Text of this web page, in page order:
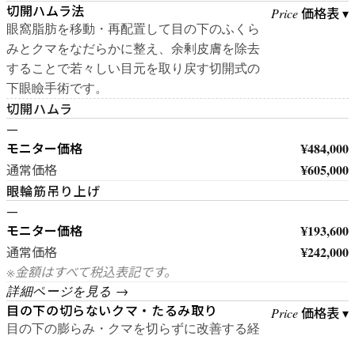
切開ハムラ法
眼窩脂肪を移動・再配置して目の下のふくら
みとクマをなだらかに整え、余剰皮膚を除去
することで若々しい目元を取り戻す切開式の
下眼瞼手術です。
Price価格表 ▾
切開ハムラ
—
モニター価格 ¥484,000
通常価格 ¥605,000
眼輪筋吊り上げ
—
モニター価格 ¥193,600
通常価格 ¥242,000
※金額はすべて税込表記です。
詳細ページを見る →
目の下の切らないクマ・たるみ取り
目の下の膨らみ・クマを切らずに改善する経
Price価格表 ▾